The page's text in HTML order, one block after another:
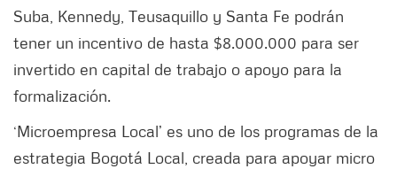
Suba, Kennedy, Teusaquillo y Santa Fe podrán
tener un incentivo de hasta $8.000.000 para ser
invertido en capital de trabajo o apoyo para la
formalización.
‘Microempresa Local’ es uno de los programas de la
estrategia Bogotá Local, creada para apoyar micro